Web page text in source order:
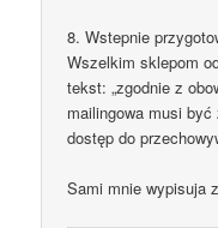
8. Wstepnie
Wszelkim sklepom
tekst: „zgodnie z
mailingowa musi
dostęp do
Sami mnie wypisuja